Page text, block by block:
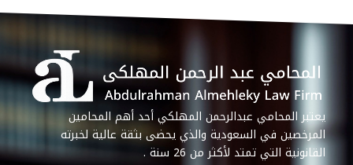
يعتبر المحامي عبدالرحمن المهلكي أحد أهم المحامين
المرخصين في السعودية والذي يحضى بثقة عالية لخبرته
القانونية التي تمتد لأكثر من 26 سنة .